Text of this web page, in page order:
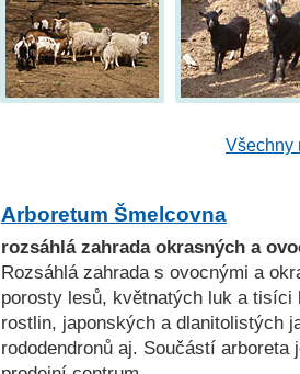
Všechny
Arboretum Šmelcovna
rozsáhlá zahrada okrasných a
Rozsáhlá zahrada s ovocnými a
porosty lesů, květnatých luk a tisíci
rostlin, japonských a dlanitolistých
rododendronů aj. Součástí arboreta